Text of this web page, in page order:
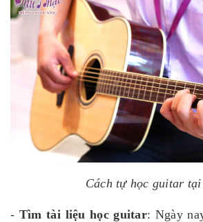
Cách tự học guitar tại
- Tìm tài liệu học guitar: Ngày